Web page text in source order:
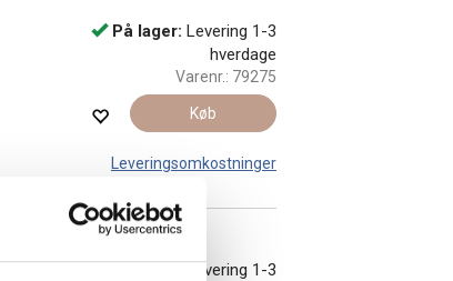
På lager: Levering 1-3
hverdage
Varenr.: 79275
Køb
Leveringsomkostninger
Levering 1-3